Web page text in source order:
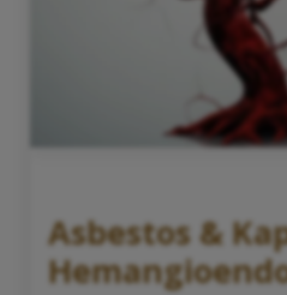
Asbestos &